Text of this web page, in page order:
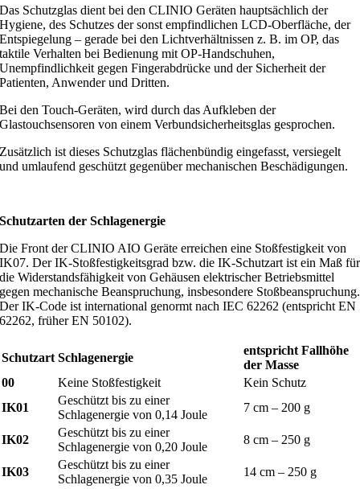
Das Schutzglas dient bei den CLINIO Geräten hauptsächlich der
Hygiene, des Schutzes der sonst empfindlichen LCD-Oberfläche, der
Entspiegelung – gerade bei den Lichtverhältnissen z. B. im OP, das
taktile Verhalten bei Bedienung mit OP-Handschuhen,
Unempfindlichkeit gegen Fingerabdrücke und der Sicherheit der
Patienten, Anwender und Dritten.
Bei den Touch-Geräten, wird durch das Aufkleben der
Glastouchsensoren von einem Verbundsicherheitsglas gesprochen.
Zusätzlich ist dieses Schutzglas flächenbündig eingefasst, versiegelt
und umlaufend geschützt gegenüber mechanischen Beschädigungen.
Schutzarten der Schlagenergie
Die Front der CLINIO AIO Geräte erreichen eine Stoßfestigkeit von
IK07. Der IK-Stoßfestigkeitsgrad bzw. die IK-Schutzart ist ein Maß für
die Widerstandsfähigkeit von Gehäusen elektrischer Betriebsmittel
gegen mechanische Beanspruchung, insbesondere Stoßbeanspruchung.
Der IK-Code ist international genormt nach IEC 62262 (entspricht EN
62262, früher EN 50102).
Schutzart Schlagenergie
entspricht Fallhöhe
der Masse
00
Keine Stoßfestigkeit
Kein Schutz
IK01
Geschützt bis zu einer
Schlagenergie von 0,14 Joule
7 cm – 200 g
IK02
Geschützt bis zu einer
Schlagenergie von 0,20 Joule
8 cm – 250 g
IK03
Geschützt bis zu einer
Schlagenergie von 0,35 Joule
14 cm – 250 g